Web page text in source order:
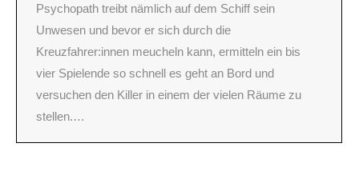
Psychopath treibt nämlich auf dem Schiff sein
Unwesen und bevor er sich durch die
Kreuzfahrer:innen meucheln kann, ermitteln ein bis
vier Spielende so schnell es geht an Bord und
versuchen den Killer in einem der vielen Räume zu
stellen.…